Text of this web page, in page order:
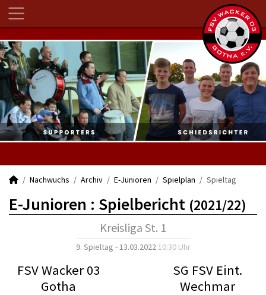
Nachwuchs Archiv E-Junioren Spielplan Spieltag
E-Junioren : Spielbericht (2021/22)
Kreisliga St. 1
9. Spieltag - 13.03.2022 10:30 Uhr
FSV Wacker 03
Gotha
SG FSV Eint.
Wechmar